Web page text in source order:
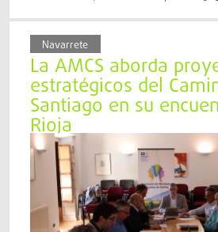
Navarrete
La AMCS aborda
estratégicos del
Santiago en su
Rioja